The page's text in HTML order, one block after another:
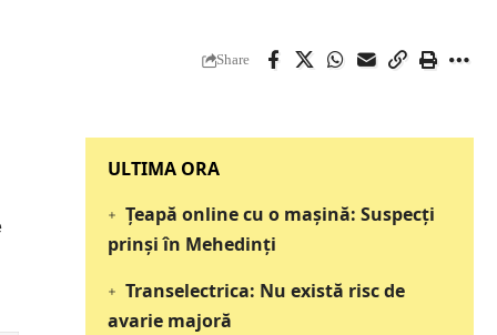
Share
‎‎‎‎‎‎‎ULTIMA ORA
Țeapă online cu o mașină: Suspecți
prinși în Mehedinți
Transelectrica: Nu există risc de
avarie majoră